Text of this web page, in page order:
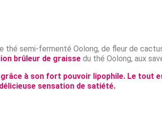
semi-fermenté Oolong, de fleur de
brûleur de graisse du thé Oolong, aux
à son fort pouvoir lipophile. Le tout
sensation de satiété.